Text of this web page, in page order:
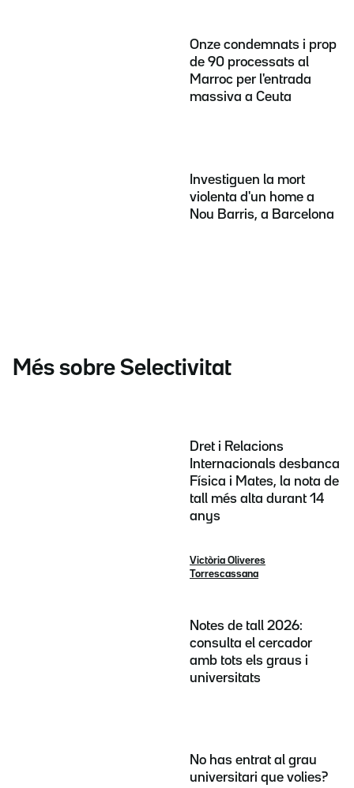
Onze condemnats i prop
de 90 processats al
Marroc per l'entrada
massiva a Ceuta
Investiguen la mort
violenta d'un home a
Nou Barris, a Barcelona
Més sobre Selectivitat
Dret i Relacions
Internacionals desbanca
Física i Mates, la nota de
tall més alta durant 14
anys
Victòria Oliveres
Torrescassana
Notes de tall 2026:
consulta el cercador
amb tots els graus i
universitats
No has entrat al grau
universitari que volies?